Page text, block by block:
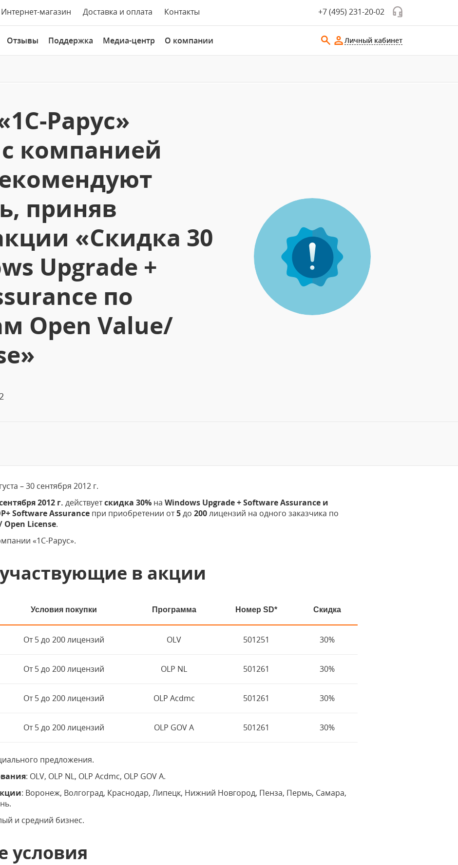
Интернет-магазин Доставка и оплата Контакты +7 (495) 231-20-02
Отзывы Поддержка Медиа-центр О компании Личный кабинет
Рарус»
компанией
приняв
«Скидка 30
Upgrade +
по
Open Value/
– 30 сентября 2012 г.
2012 г. действуетскидка 30% наWindows Upgrade + Software Assurance и
Software Assurance при приобретении от5до200лицензий на одного заказчика по
Open License.
«1С-Рарус».
в акции
Условия покупки Программа Номер SD* Скидка
От 5 до 200 лицензий OLV 501251 30%
От 5 до 200 лицензий OLP NL 501261 30%
От 5 до 200 лицензий OLP Acdmc 501261 30%
От 5 до 200 лицензий OLP GOV A 501261 30%
предложения.
: OLV, OLP NL, OLP Acdmc, OLP GOV A.
: Воронеж, Волгоград, Краснодар, Липецк, Нижний Новгород, Пенза, Пермь, Самара,
и средний бизнес.
условия